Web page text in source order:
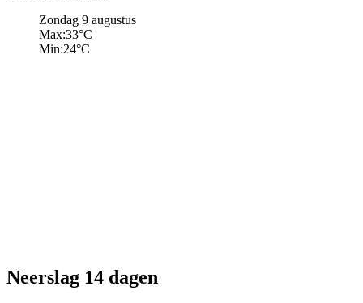
Zondag 9 augustus
Max:33°C
Min:24°C
Neerslag 14 dagen